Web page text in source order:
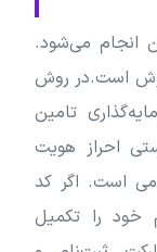
انجام می‌شود.
است.در روش
تامین
احراز هویت
است. اگر کد
خود را تکمیل